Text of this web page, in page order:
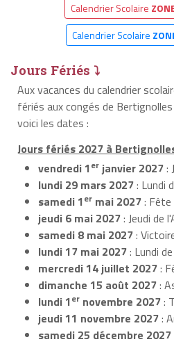
Calendrier Scolaire
Calendrier Scolaire
Jours Fériés ⤵
Aux vacances du calendrier
fériés aux congés de
voici les dates :
Jours fériés 2027 à
vendredi 1er janvier 2027:
lundi 29 mars 2027: Lundi
samedi 1er mai 2027: Fête
jeudi 6 mai 2027: Jeudi de
samedi 8 mai 2027:
lundi 17 mai 2027: Lundi
mercredi 14 juillet 2027:
dimanche 15 août 2027:
lundi 1er novembre 2027:
jeudi 11 novembre 2027:
samedi 25 décembre 2027